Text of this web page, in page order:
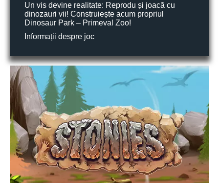
Un vis devine realitate: Reprodu și joacă cu
dinozauri vii! Construiește acum propriul
Dinosaur Park – Primeval Zoo!
Informații despre joc